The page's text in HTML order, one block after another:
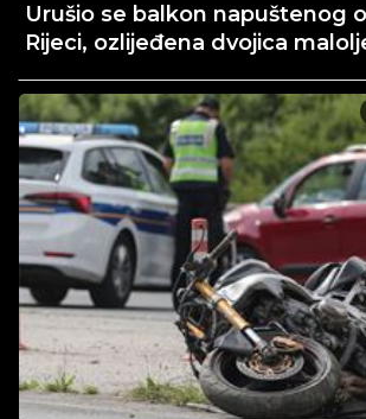
Urušio se balkon napuštenog
Rijeci, ozlijeđena dvojica